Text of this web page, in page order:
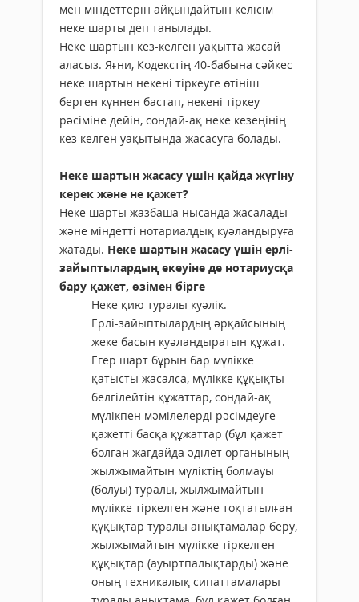
мен мiндеттерiн айқындайтын келiсiм
неке шарты деп танылады.
Неке шартын кез-келген уақытта жасай
аласыз. Яғни, Кодекстің 40-бабына сәйкес
неке шартын некені тіркеуге өтініш
берген күннен бастап, некені тіркеу
рәсіміне дейін, сондай-ақ неке кезеңінің
кез келген уақытында жасасуға болады.
Неке шартын жасасу үшін қайда жүгіну
керек және не қажет?
Неке шарты жазбаша нысанда жасалады
және міндетті нотариалдық куәландыруға
жатады. Неке шартын жасасу үшін ерлі-
зайыптылардың екеуіне де нотариусқа
бару қажет, өзімен бірге
Неке қию туралы куәлік.
Ерлі-зайыптылардың әрқайсының
жеке басын куәландыратын құжат.
Егер шарт бұрын бар мүлікке
қатысты жасалса, мүлікке құқықты
белгілейтін құжаттар, сондай-ақ
мүлікпен мәмілелерді рәсімдеуге
қажетті басқа құжаттар (бұл қажет
болған жағдайда әділет органының
жылжымайтын мүліктің болмауы
(болуы) туралы, жылжымайтын
мүлiкке тiркелген және тоқтатылған
құқықтар туралы анықтамалар беру,
жылжымайтын мүлікке тіркелген
құқықтар (ауыртпалықтарды) және
оның техникалық сипаттамалары